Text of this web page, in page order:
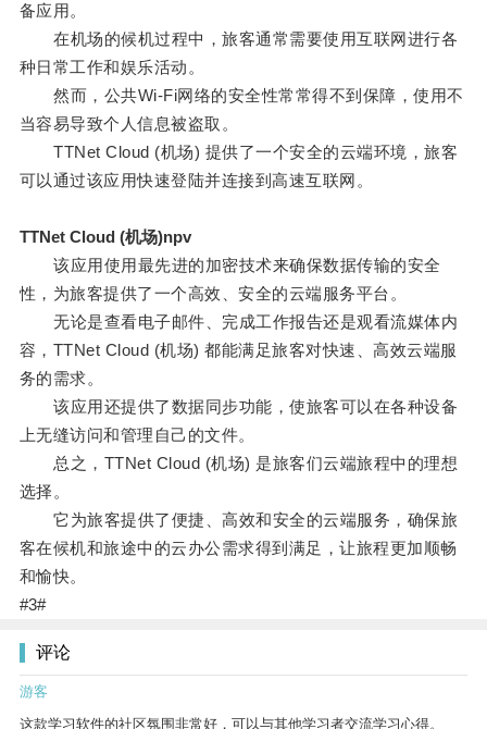
备应用。
在机场的候机过程中，旅客通常需要使用互联网进行各
种日常工作和娱乐活动。
然而，公共Wi-Fi网络的安全性常常得不到保障，使用不
当容易导致个人信息被盗取。
TTNet Cloud (机场) 提供了一个安全的云端环境，旅客
可以通过该应用快速登陆并连接到高速互联网。
TTNet Cloud (机场)npv
该应用使用最先进的加密技术来确保数据传输的安全
性，为旅客提供了一个高效、安全的云端服务平台。
无论是查看电子邮件、完成工作报告还是观看流媒体内
容，TTNet Cloud (机场) 都能满足旅客对快速、高效云端服
务的需求。
该应用还提供了数据同步功能，使旅客可以在各种设备
上无缝访问和管理自己的文件。
总之，TTNet Cloud (机场) 是旅客们云端旅程中的理想
选择。
它为旅客提供了便捷、高效和安全的云端服务，确保旅
客在候机和旅途中的云办公需求得到满足，让旅程更加顺畅
和愉快。
#3#
评论
游客
这款学习软件的社区氛围非常好，可以与其他学习者交流学习心得。